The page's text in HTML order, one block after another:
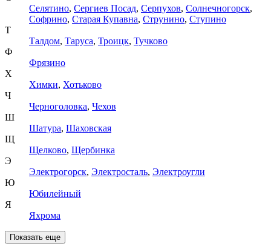
Селятино, Сергиев Посад, Серпухов, Солнечногорск,
Софрино, Старая Купавна, Струнино, Ступино
Т
Талдом, Таруса, Троицк, Тучково
Ф
Фрязино
Х
Химки, Хотьково
Ч
Черноголовка, Чехов
Ш
Шатура, Шаховская
Щ
Щелково, Щербинка
Э
Электрогорск, Электросталь, Электроугли
Ю
Юбилейный
Я
Яхрома
Показать еще